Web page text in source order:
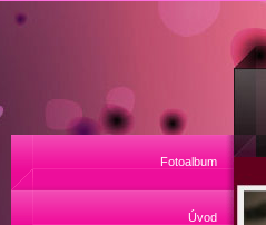
Fotoalbum
Úvod